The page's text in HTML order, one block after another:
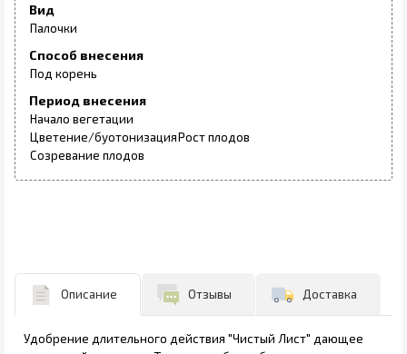
Вид
Палочки
Способ внесения
Под корень
Период внесения
Начало вегетации
Цветение/буотонизацияРост плодов
Созревание плодов
Описание Отзывы Доставка
Удобрение длительного действия "Чистый Лист" дающее